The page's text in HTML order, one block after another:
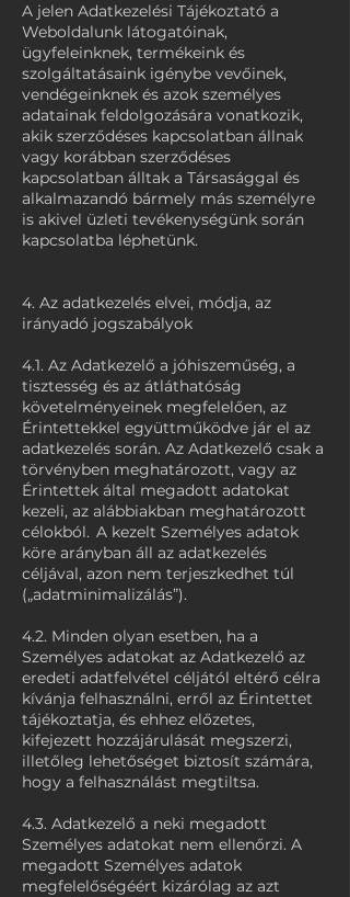
A jelen Adatkezelési Tájékoztató a
Weboldalunk látogatóinak,
ügyfeleinknek, termékeink és
szolgáltatásaink igénybe vevőinek,
vendégeinknek és azok személyes
adatainak feldolgozására vonatkozik,
akik szerződéses kapcsolatban állnak
vagy korábban szerződéses
kapcsolatban álltak a Társasággal és
alkalmazandó bármely más személyre
is akivel üzleti tevékenységünk során
kapcsolatba léphetünk.
4. Az adatkezelés elvei, módja, az
irányadó jogszabályok
4.1. Az Adatkezelő a jóhiszeműség, a
tisztesség és az átláthatóság
követelményeinek megfelelően, az
Érintettekkel együttműködve jár el az
adatkezelés során. Az Adatkezelő csak a
törvényben meghatározott, vagy az
Érintettek által megadott adatokat
kezeli, az alábbiakban meghatározott
célokból. A kezelt Személyes adatok
köre arányban áll az adatkezelés
céljával, azon nem terjeszkedhet túl
(„adatminimalizálás”).
4.2. Minden olyan esetben, ha a
Személyes adatokat az Adatkezelő az
eredeti adatfelvétel céljától eltérő célra
kívánja felhasználni, erről az Érintettet
tájékoztatja, és ehhez előzetes,
kifejezett hozzájárulását megszerzi,
illetőleg lehetőséget biztosít számára,
hogy a felhasználást megtiltsa.
4.3. Adatkezelő a neki megadott
Személyes adatokat nem ellenőrzi. A
megadott Személyes adatok
megfelelőségéért kizárólag az azt